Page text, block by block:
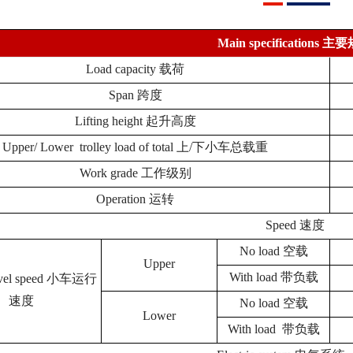
Main specifications 主要
Load capacity 载荷
Span 跨度
Lifting height 起升高度
Upper/ Lower trolley load of total 上/下小车总载重
Work grade 工作级别
Operation 运转
Speed 速度
speed 小车运行
速度
Upper
No load 空载
With load 带负载
Lower
No load 空载
With load 带负载